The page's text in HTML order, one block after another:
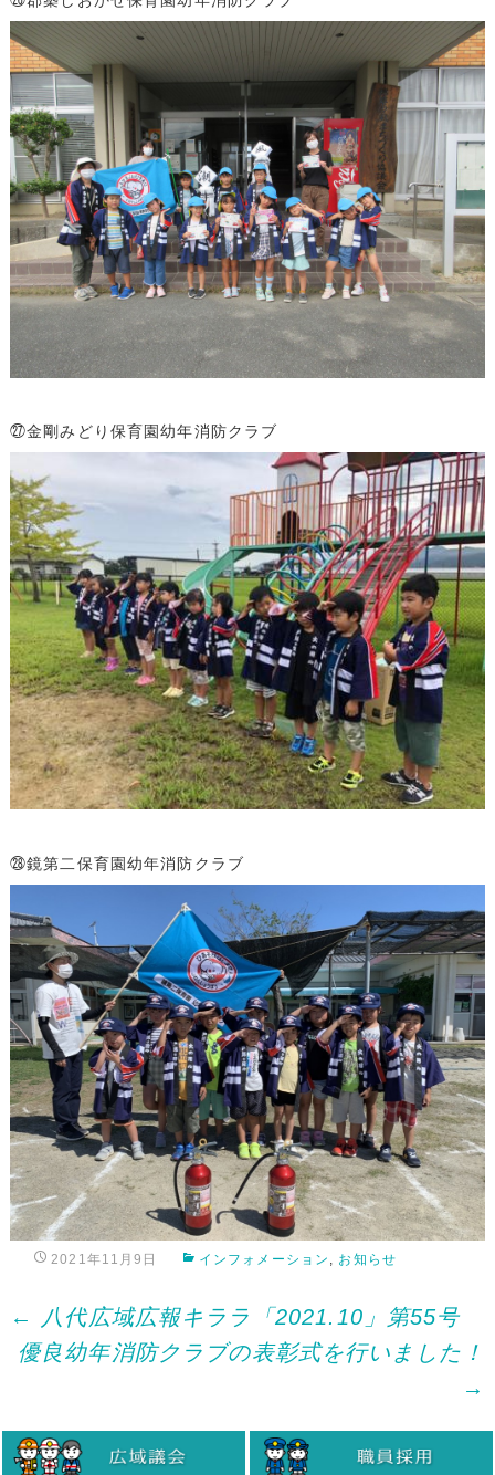
㉗金剛みどり保育園幼年消防クラブ
㉘鏡第二保育園幼年消防クラブ
2021年11月9日 インフォメーション お知らせ
Post
navigation
←
八代広域広報キララ「2021.10」第55号
優良幼年消防クラブの表彰式を行いました！
→